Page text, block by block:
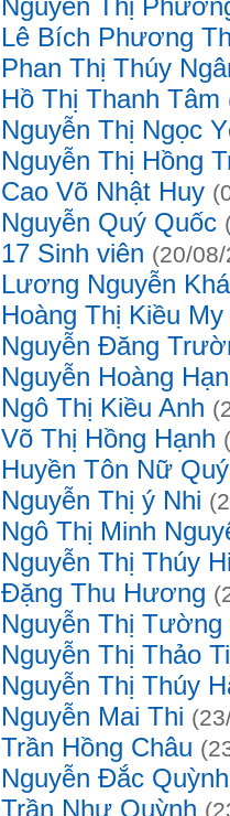
Nguyễn Thị
Lê Bích Phương
Phan Thị Thúy
Hồ Thị Thanh Tâm
Nguyễn Thị Ngọc
Nguyễn Thị Hồng
Cao Võ Nhật Huy
Nguyễn Quý Quốc
17 Sinh viên (20/
Lương Nguyễn
Hoàng Thị Kiều My
Nguyễn Đăng
Nguyễn Hoàng
Ngô Thị Kiều Anh
Võ Thị Hồng Hạnh
Huyền Tôn Nữ
Nguyễn Thị ý Nhi
Ngô Thị Minh
Nguyễn Thị Thúy
Đặng Thu Hương
Nguyễn Thị Tường
Nguyễn Thị Thảo
Nguyễn Thị Thúy
Nguyễn Mai Thi
Trần Hồng Châu
Nguyễn Đắc
Trần Như Quỳnh